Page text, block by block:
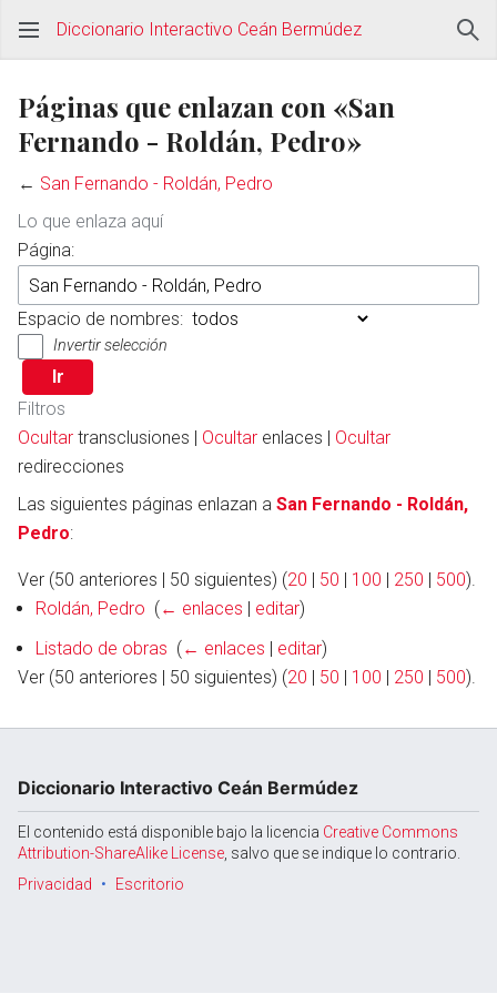
Abrir menú principal
Diccionario Interactivo Ceán Bermúdez
Páginas que enlazan con «San
Fernando - Roldán, Pedro»
← San Fernando - Roldán, Pedro
Lo que enlaza aquí
Página:
Espacio de nombres:
Invertir selección
Filtros
Ocultar transclusiones | Ocultar enlaces | Ocultar
redirecciones
Las siguientes páginas enlazan a San Fernando - Roldán,
Pedro:
Ver (50 anteriores | 50 siguientes) (20 | 50 | 100 | 250 | 500).
Roldán, Pedro (← enlaces | editar)
Listado de obras (← enlaces | editar)
Ver (50 anteriores | 50 siguientes) (20 | 50 | 100 | 250 | 500).
Diccionario Interactivo Ceán Bermúdez
El contenido está disponible bajo la licencia Creative Commons
Attribution-ShareAlike License , salvo que se indique lo contrario.
Privacidad
Escritorio